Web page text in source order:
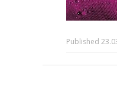
Published